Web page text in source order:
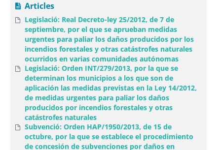
Articles
Legislació: Real Decreto-ley 25/2012, de 7 de
septiembre, por el que se aprueban medidas
urgentes para paliar los daños producidos por los
incendios forestales y otras catástrofes naturales
ocurridos en varias comunidades autónomas
Legislació: Orden INT/279/2013, por la que se
determinan los municipios a los que son de
aplicación las medidas previstas en la Ley 14/2012,
de medidas urgentes para paliar los daños
producidos por incendios forestales y otras
catástrofes naturales
Subvenció: Orden HAP/1950/2013, de 15 de
octubre, por la que se establece el procedimiento
de concesión de subvenciones por daños en